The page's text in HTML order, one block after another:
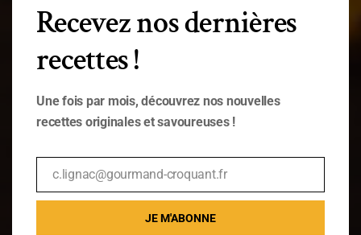
Recevez nos dernières
recettes !
Une fois par mois, découvrez nos nouvelles
recettes originales et savoureuses !
Email
c.lignac@gourmand-croquant.fr
JE M'ABONNE